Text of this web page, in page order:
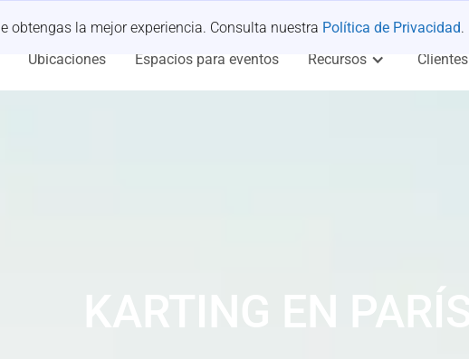
obtengas la mejor experiencia. Consulta nuestra Política de Privacidad.
Ubicaciones Espacios para eventos Recursos Clientes